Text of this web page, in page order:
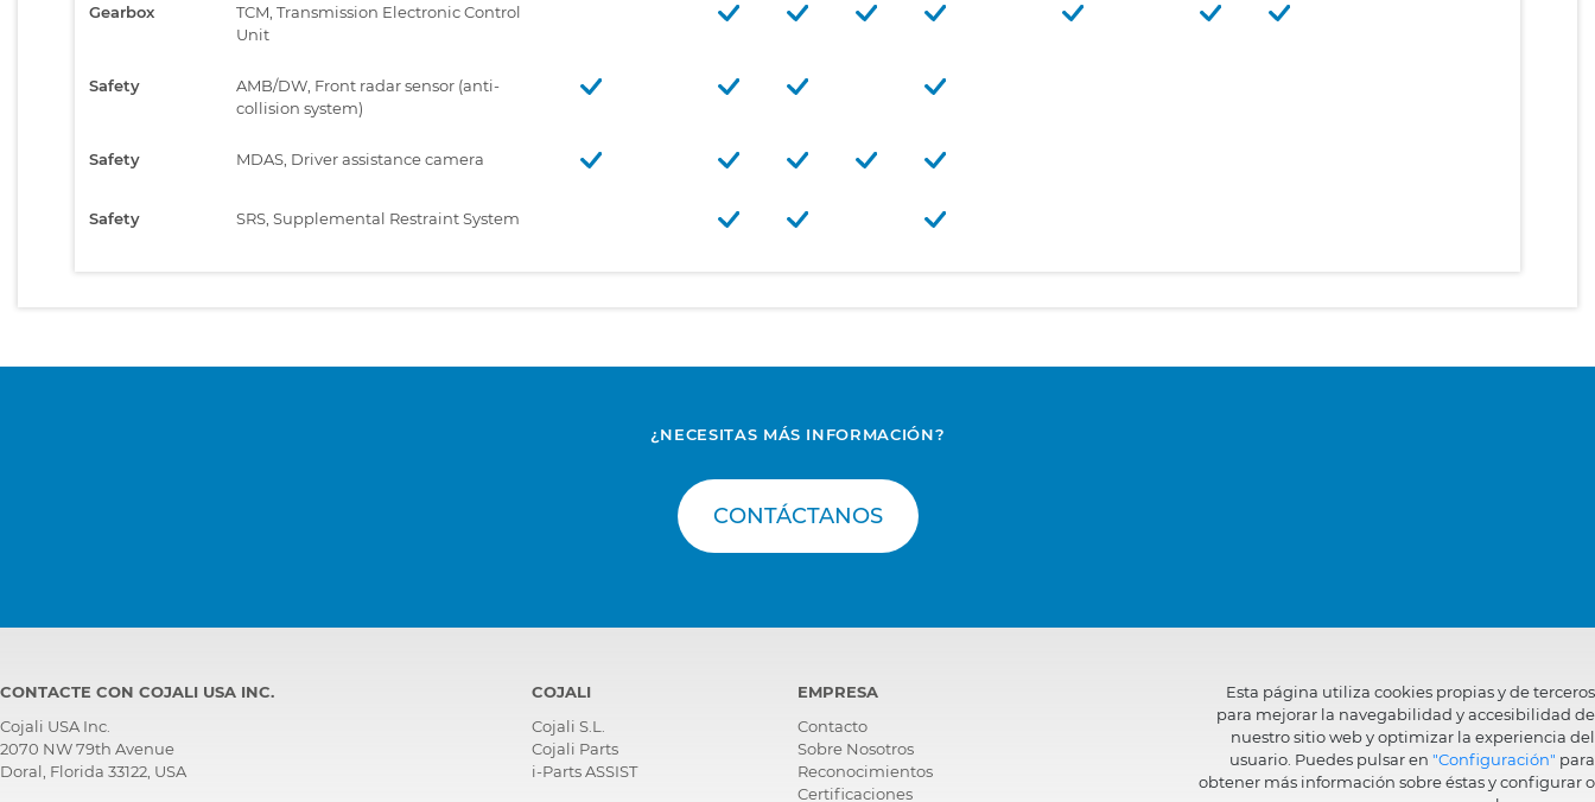
Gearbox
TCM, Transmission Electronic Control
Unit
Safety
AMB/DW, Front radar sensor (anti-
collision system)
Safety MDAS, Driver assistance camera
Safety SRS, Supplemental Restraint System
¿NECESITAS MÁS INFORMACIÓN?
CONTÁCTANOS
CONTACTE CON COJALI USA INC.
Cojali USA Inc.
2070 NW 79th Avenue
Doral, Florida 33122, USA
COJALI
Cojali S.L.
Cojali Parts
i-Parts ASSIST
EMPRESA
Contacto
Sobre Nosotros
Reconocimientos
Certificaciones
Esta página utiliza cookies propias y de terceros
para mejorar la navegabilidad y accesibilidad de
nuestro sitio web y optimizar la experiencia del
usuario. Puedes pulsar en "Configuración" para
obtener más información sobre éstas y configurar o